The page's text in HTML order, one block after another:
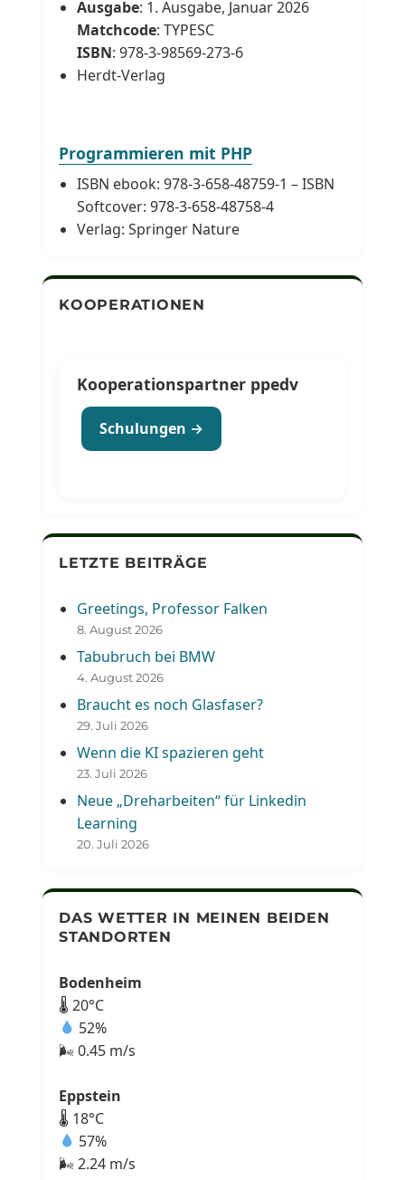
Ausgabe: 1. Ausgabe, Januar 2026
Matchcode: TYPESC
ISBN: 978-3-98569-273-6
Herdt-Verlag
Programmieren mit PHP
ISBN ebook: 978-3-658-48759-1 – ISBN
Softcover: 978-3-658-48758-4
Verlag: Springer Nature
KOOPERATIONEN
Kooperationspartner ppedv
Schulungen →
LETZTE BEITRÄGE
Greetings, Professor Falken
8. August 2026
Tabubruch bei BMW
4. August 2026
Braucht es noch Glasfaser?
29. Juli 2026
Wenn die KI spazieren geht
23. Juli 2026
Neue „Dreharbeiten“ für Linkedin
Learning
20. Juli 2026
DAS WETTER IN MEINEN BEIDEN
STANDORTEN
Bodenheim
🌡 20°C
52%
🌬 0.45 m/s
Eppstein
🌡 18°C
57%
🌬 2.24 m/s